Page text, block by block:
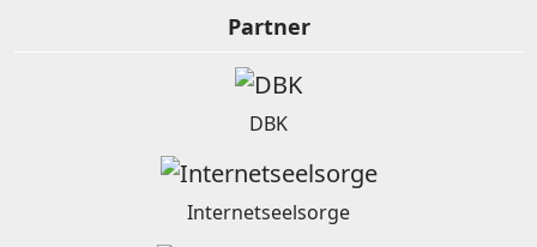
Partner
DBK
Internetseelsorge